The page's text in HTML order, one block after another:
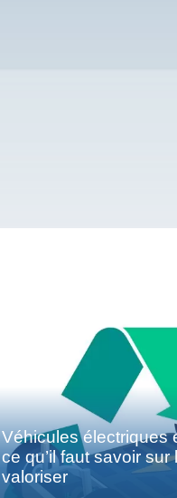
Véhicules électriques
ce qu’il faut savoir
valoriser